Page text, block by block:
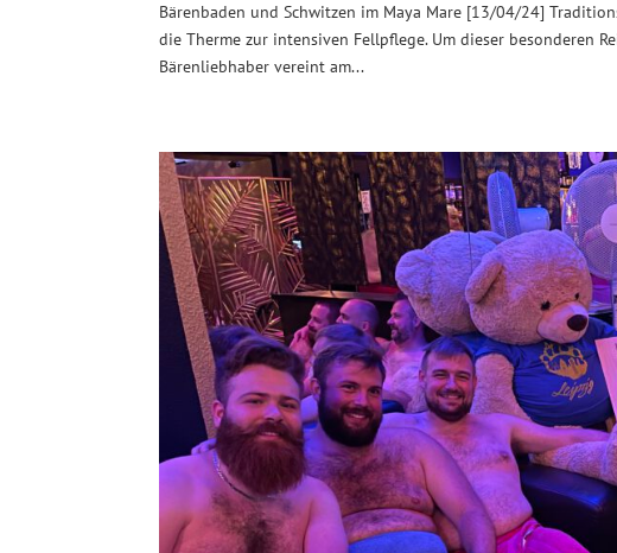
Bärenbaden und Schwitzen im Maya Mare [13/04/24]
die Therme zur intensiven Fellpflege. Um dieser besonderen
Bärenliebhaber vereint am...